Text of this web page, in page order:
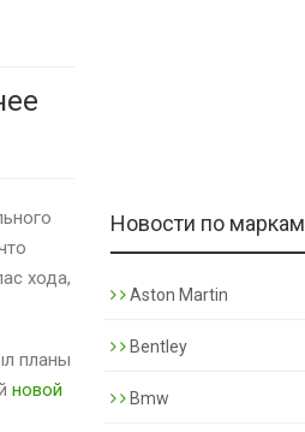
хода,
планы
новой
Новости по маркам
Aston Martin
Bentley
Bmw